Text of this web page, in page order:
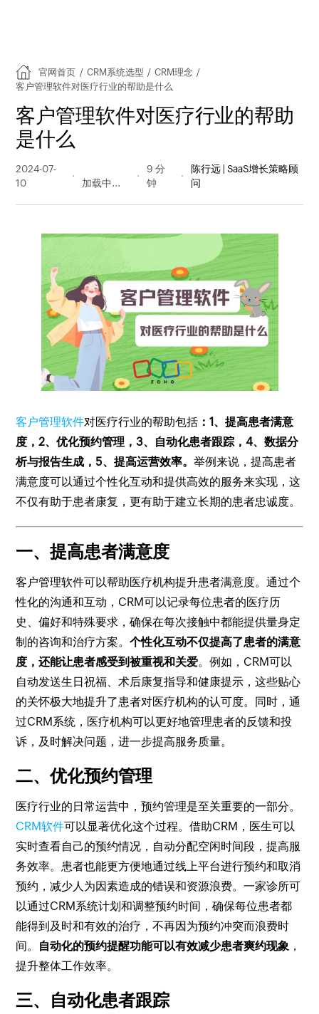
官网首页 / CRM系统选型 / CRM理念 /
客户管理软件对医疗行业的帮助是什么
客户管理软件对医疗行业的帮助
是什么
2024-07-
10
量
9 分
钟
陈行远 | SaaS增长策略顾
问
客户管理软件对医疗行业的帮助包括 ：1、提高患者满意
度，2、优化预约管理，3、自动化患者跟踪，4、数据分
析与报告生成，5、提高运营效率。举例来说，提高患者
满意度可以通过个性化互动和提供高效的服务来实现，这
不仅有助于患者康复，更有助于建立长期的患者忠诚度。
一、提高患者满意度
客户管理软件可以帮助医疗机构提升患者满意度。通过个
性化的沟通和互动，CRM可以记录每位患者的医疗历
史、偏好和特殊要求，确保在每次接触中都能提供量身定
制的咨询和治疗方案。个性化互动不仅提高了患者的满意
度，还能让患者感受到被重视和关爱。例如，CRM可以
自动发送生日祝福、术后康复指导和健康提示，这些贴心
的关怀极大地提升了患者对医疗机构的认可度。同时，通
过CRM系统，医疗机构可以更好地管理患者的反馈和投
诉，及时解决问题，进一步提高服务质量。
二、优化预约管理
医疗行业的日常运营中，预约管理是至关重要的一部分。
CRM软件可以显著优化这个过程。借助CRM，医生可以
实时查看自己的预约情况，自动分配空闲时间段，提高服
务效率。患者也能更方便地通过线上平台进行预约和取消
预约，减少人为因素造成的错误和资源浪费。一家诊所可
以通过CRM系统计划和调整预约时间，确保每位患者都
能得到及时和有效的治疗，不再因为预约冲突而浪费时
间。 自动化的预约提醒功能可以有效减少患者爽约现象 ，
提升整体工作效率。
三、自动化患者跟踪